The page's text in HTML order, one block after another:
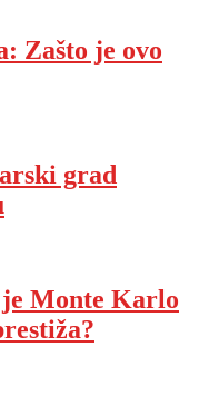
Zašto je ovo
grad
Monte Karlo